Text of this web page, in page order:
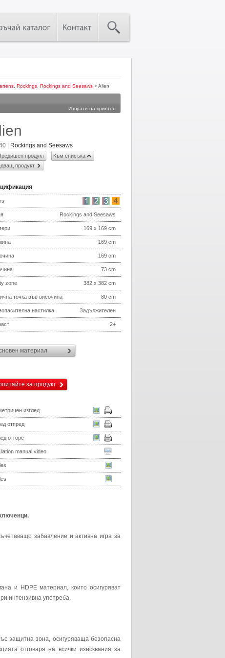
Rockings Rockings and Seesaws > Alien
Изпрати на приятел
Rockings and Seesaws
продукт
Към списъка
продукт
Rockings and Seesaws
169 x 169 cm
169 cm
169 cm
73 cm
zone 382 x 382 cm
точка във височина 80 cm
настилка Задължителен
2+
материал
за продукт
изглед
отпред
отгоре
manual video
забавление и активна игра за
и HDPE материал, които осигуряват
интензивна употреба.
защитна зона, осигуряваща безопасна
отговаря на всички изисквания за